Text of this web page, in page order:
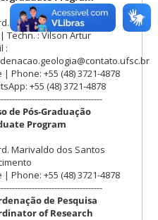
Liliana Sayuri Osako
Techn. : Vilson Artur
:
| Phone: +55 (48) 3721-4878
+55 (48) 3721-4878
de Pós-Graduação
Program
Marivaldo dos Santos
| Phone: +55 (48) 3721-4878
de Pesquisa
of Research